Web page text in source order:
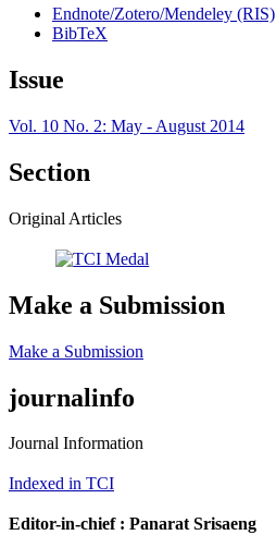
Endnote/Zotero/Mendeley (RIS)
BibTeX
Issue
Vol. 10 No. 2: May - August 2014
Section
Original Articles
Make a Submission
Make a Submission
journalinfo
Journal Information
Indexed in TCI
Editor-in-chief : Panarat Srisaeng